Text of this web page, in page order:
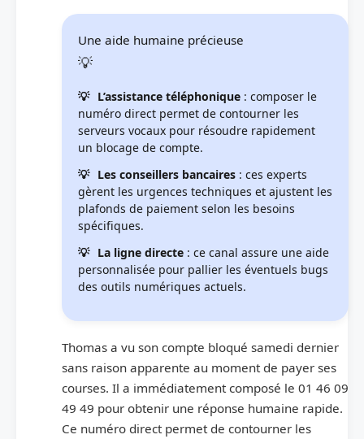
Une aide humaine précieuse
L’assistance téléphonique : composer le
numéro direct permet de contourner les
serveurs vocaux pour résoudre rapidement
un blocage de compte.
Les conseillers bancaires : ces experts
gèrent les urgences techniques et ajustent les
plafonds de paiement selon les besoins
spécifiques.
La ligne directe : ce canal assure une aide
personnalisée pour pallier les éventuels bugs
des outils numériques actuels.
Thomas a vu son compte bloqué samedi dernier
sans raison apparente au moment de payer ses
courses. Il a immédiatement composé le 01 46 09
49 49 pour obtenir une réponse humaine rapide.
Ce numéro direct permet de contourner les